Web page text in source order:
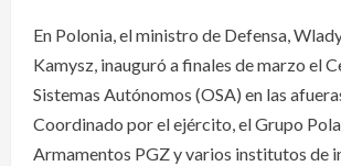
En Polonia, el ministro de Defensa,
Kamysz, inauguró a finales de marzo el
Sistemas Autónomos (OSA) en las
Coordinado por el ejército, el Grupo
Armamentos PGZ y varios institutos de